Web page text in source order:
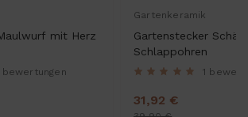
mit Herz
bewertungen
Gartenkeramik
Gartenstecker
Schlappohren
1
31,92 €